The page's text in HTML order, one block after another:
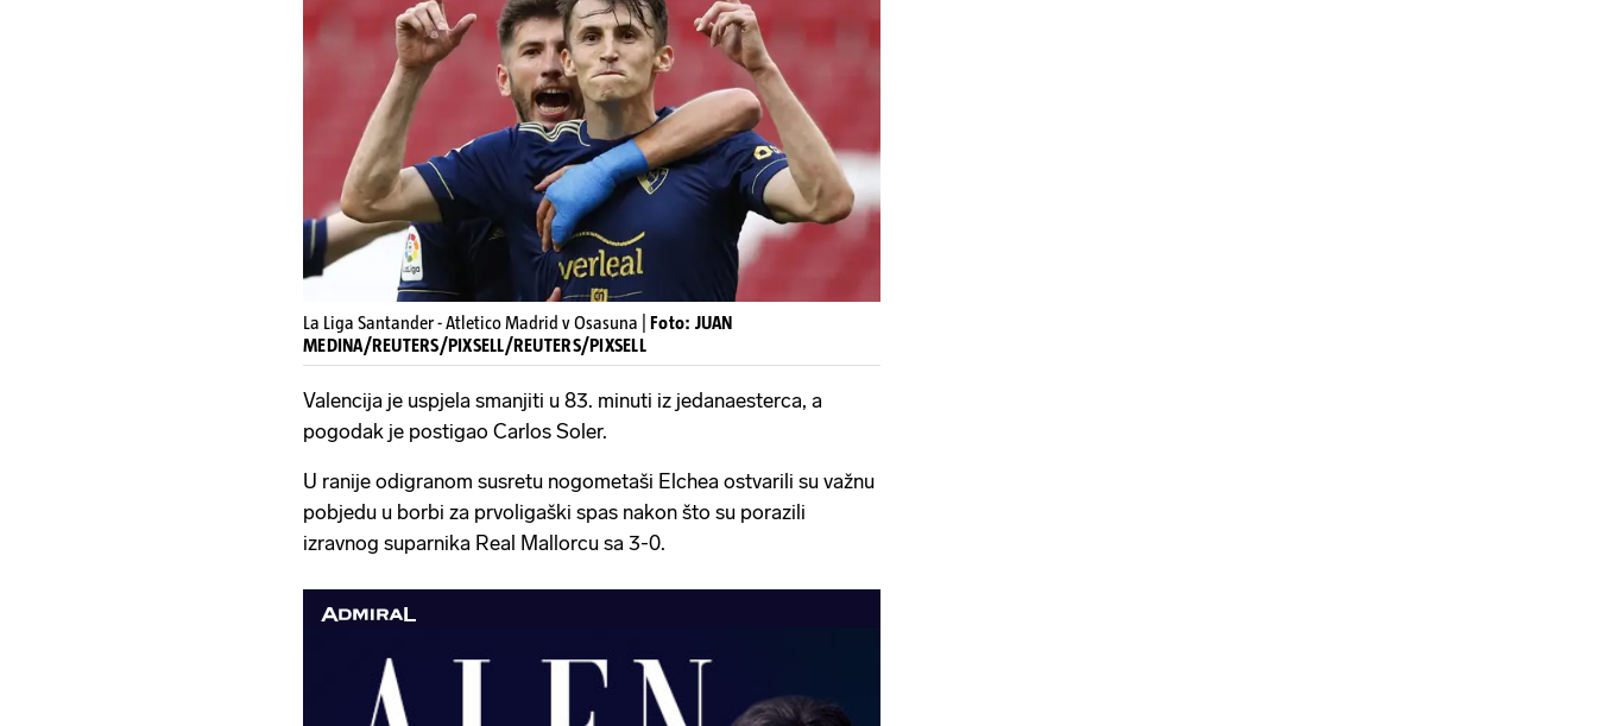
La Liga Santander - Atletico Madrid v Osasuna | Foto: JUAN
MEDINA/REUTERS/PIXSELL/REUTERS/PIXSELL
Valencija je uspjela smanjiti u 83. minuti iz jedanaesterca, a
pogodak je postigao Carlos Soler.
U ranije odigranom susretu nogometaši Elchea ostvarili su važnu
pobjedu u borbi za prvoligaški spas nakon što su porazili
izravnog suparnika Real Mallorcu sa 3-0.